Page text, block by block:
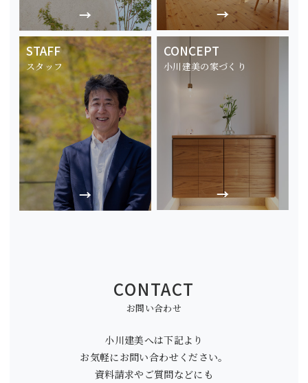
STAFF
スタッフ
CONCEPT
小川建美の家づくり
CONTACT
お問い合わせ
小川建美へは下記より
お気軽にお問い合わせください。
資料請求やご質問などにも